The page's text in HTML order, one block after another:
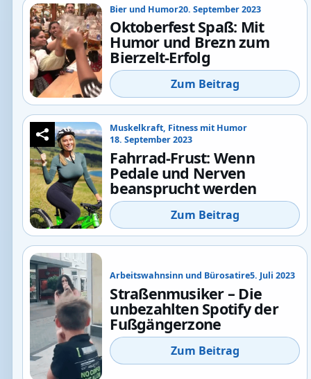
Bier und Humor20. September 2023
Oktoberfest Spaß: Mit
Humor und Brezn zum
Bierzelt-Erfolg
Zum Beitrag
Muskelkraft, Fitness mit Humor
18. September 2023
Fahrrad-Frust: Wenn
Pedale und Nerven
beansprucht werden
Zum Beitrag
Arbeitswahnsinn und Bürosatire5. Juli 2023
Straßenmusiker – Die
unbezahlten Spotify der
Fußgängerzone
Zum Beitrag